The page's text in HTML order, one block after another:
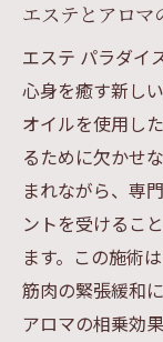
エステとアロマ
エステ パラダイ
心身を癒す新し
オイルを使用し
るために欠かせ
まれながら、専
ントを受けるこ
ます。この施術
筋肉の緊張緩和
アロマの相乗効